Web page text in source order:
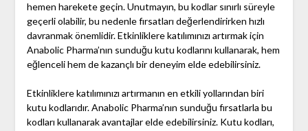
hemen harekete geçin. Unutmayın, bu kodlar sınırlı süreyle
geçerli olabilir, bu nedenle fırsatları değerlendirirken hızlı
davranmak önemlidir. Etkinliklere katılımınızı artırmak için
Anabolic Pharma’nın sunduğu kutu kodlarını kullanarak, hem
eğlenceli hem de kazançlı bir deneyim elde edebilirsiniz.
Etkinliklere katılımınızı artırmanın en etkili yollarından biri
kutu kodlarıdır. Anabolic Pharma’nın sunduğu fırsatlarla bu
kodları kullanarak avantajlar elde edebilirsiniz. Kutu kodları,